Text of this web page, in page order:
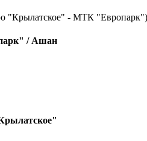
"Крылатское" - МТК "Европарк")
/ Ашан